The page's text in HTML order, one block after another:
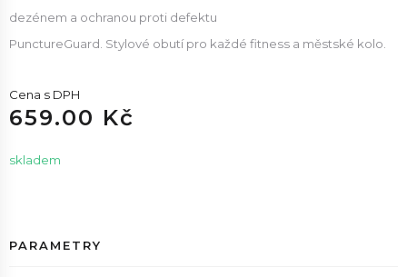
dezénem a ochranou proti defektu
PunctureGuard. Stylové obutí pro každé fitness a městské kolo.
Cena s DPH
659.00 Kč
skladem
PARAMETRY